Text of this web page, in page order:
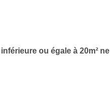
ou égale à 20m² ne